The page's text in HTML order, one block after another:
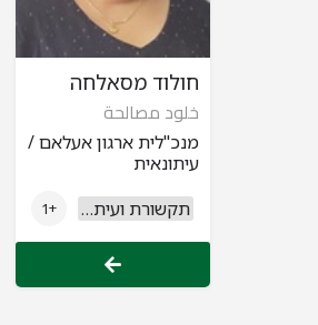
חולוד מסאלחה
خلود مصالحة
מנכ"לית ארגון אעלאם /
עיתונאית
תקשורת ועיתונות
+1